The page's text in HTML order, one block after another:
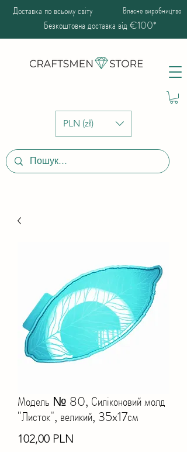
PLN (zł)
Доставка по всьому світу Власне виробництво
Безкоштовна доставка від €100*
Модель № 80, Силіконовий молд
"Листок", великий, 35x17см
102,00 PLN